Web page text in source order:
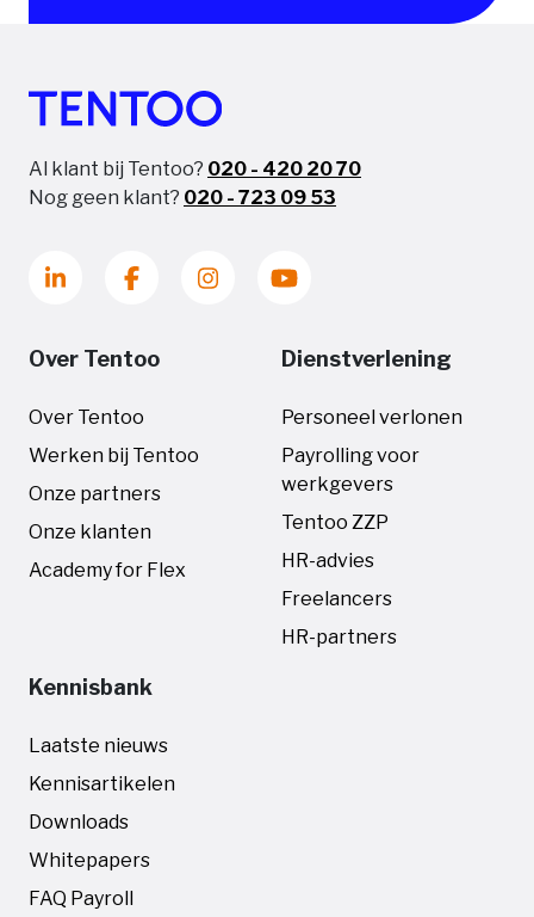
Al klant bij Tentoo? 020 - 420 20 70
Nog geen klant? 020 - 723 09 53
Over Tentoo
Over Tentoo
Werken bij Tentoo
Onze partners
Onze klanten
Academy for Flex
Dienstverlening
Personeel verlonen
Payrolling voor
werkgevers
Tentoo ZZP
HR-advies
Freelancers
HR-partners
Kennisbank
Laatste nieuws
Kennisartikelen
Downloads
Whitepapers
FAQ Payroll